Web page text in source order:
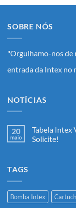
SOBRE NÓS
"Orgulhamo-nos de
entrada da Intex no
NOTÍCIAS
20
maio
Tabela Intex
Solicite!
–
A
TAGS
Bomba Intex